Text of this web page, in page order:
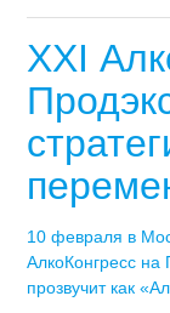
XXI
10 февраля в
АлкоКонгресс
прозвучит как